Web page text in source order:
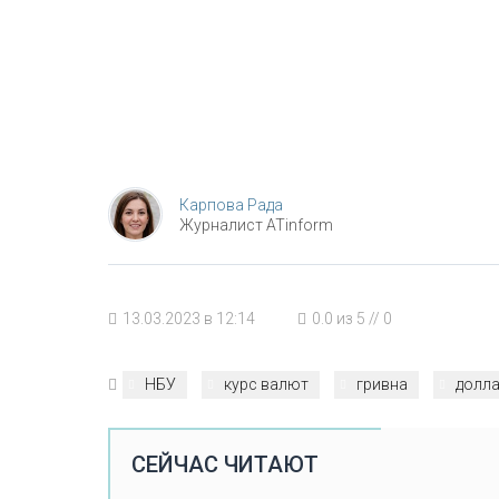
Карпова Рада
Журналист ATinform
13.03.2023 в 12:14 0.0 из 5 // 0
НБУ курс валют гривна
СЕЙЧАС ЧИТАЮТ